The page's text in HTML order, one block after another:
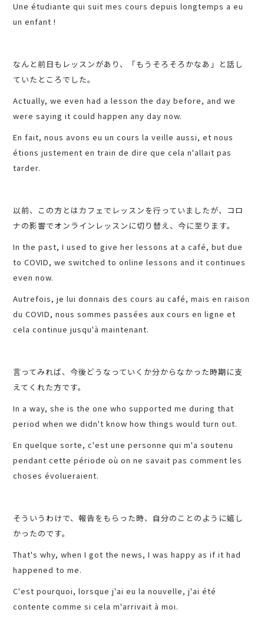
Une étudiante qui suit mes cours depuis longtemps a eu
un enfant !
なんと前日もレッスンがあり、「もうそろそろかなあ」と話し
ていたところでした。
Actually, we even had a lesson the day before, and we
were saying it could happen any day now.
En fait, nous avons eu un cours la veille aussi, et nous
étions justement en train de dire que cela n'allait pas
tarder.
以前、この方とはカフェでレッスンを行っていましたが、コロ
ナの影響でオンラインレッスンに切り替え、今に至ります。
In the past, I used to give her lessons at a café, but due
to COVID, we switched to online lessons and it continues
even now.
Autrefois, je lui donnais des cours au café, mais en raison
du COVID, nous sommes passées aux cours en ligne et
cela continue jusqu'à maintenant.
言ってみれば、今後どうなっていくか分からなかった時期に支
えてくれた方です。
In a way, she is the one who supported me during that
period when we didn't know how things would turn out.
En quelque sorte, c'est une personne qui m'a soutenu
pendant cette période où on ne savait pas comment les
choses évolueraient.
‍そういうわけで、報告をもらった時、自分のことのように嬉し
かったのです。
That's why, when I got the news, I was happy as if it had
happened to me.
C'est pourquoi, lorsque j'ai eu la nouvelle, j'ai été
contente comme si cela m'arrivait à moi.